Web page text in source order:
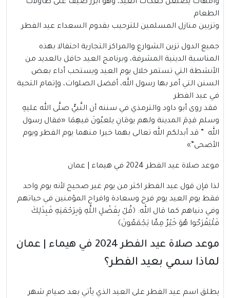
وأمهات يصنعن كعكات العيد، وهو أبرز ضيف على طاولات
الطعام
وتزيين منازل المسلمين للترحيب بقدوم السعداء عيد الفطر
جميع الدول تزين الشوارع والمراكز التجارية احتفالا بهذه
المناسبة الدينية المشرفة، وبرنامج العيد حافل بالعديد من
الأنشطة التي تستمر خلال يوم العيد ويستحب أداء بعض
السنن التي أمر بها رسول الله، أفضل الصلوات، وإتمام التحية
في عيد الفطر
فقد روى أبو داود والترمذي في سننه أن النَّبيُّ صلَّى الله عليهِ
وسلم قدِمَ المدينة ولهم يومَانِ يلعبُونَ فيهِمَا «فقال رسول
الله ” قد أبدلكم الله تعالى بهما خيرا منهما يوم الفطر ويوم
الأضحى”»
موعد صلاة عيد الفطر 2024 في هيماء | عمان
لذا فإن قول عيد الفطر اكثر من يوم غير صحيح لأنه يوم واحد
فقط يوم العيد يوم فرح وسعادة وافراح المؤمنين في حياتهم
وفي دنياهم كما قال الله: ﴿قُلْ بِفَضْلِ اللَّهِ وَبِرَحْمَتِهِ فَبِذَلِكَ
فَلْيَفْرَحُوا هُوَ خَيْرٌ مِمَّا يَجْمَعُونَ﴾
موعد صلاة عيد الفطر 2024 في هيماء | عمان
لماذا سمي بعيد الفطر؟
يطلق اسم عيد الفطر على العيد الذي يأتي بعد صيام شهر